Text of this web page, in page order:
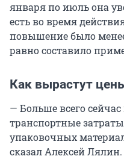
января по июль она
есть во время
повышение было
равно составило
Как вырастут
— Больше всего
транспортные
упаковочных
сказал Алексей Лялин.